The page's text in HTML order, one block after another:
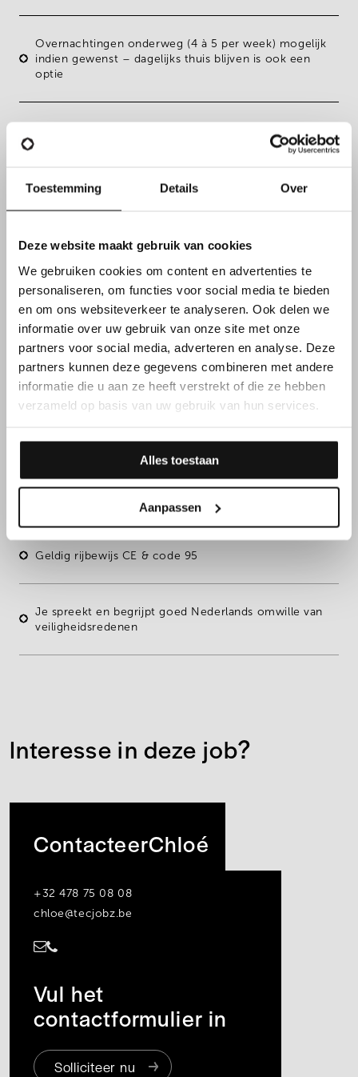
Toestemming Details Over
Deze website maakt gebruik van cookies
We gebruiken cookies om content en advertenties te
personaliseren, om functies voor social media te bieden
en om ons websiteverkeer te analyseren. Ook delen we
informatie over uw gebruik van onze site met onze
partners voor social media, adverteren en analyse. Deze
partners kunnen deze gegevens combineren met andere
informatie die u aan ze heeft verstrekt of die ze hebben
verzameld op basis van uw gebruik van hun services.
Alles toestaan
Aanpassen
Overnachtingen onderweg (4 à 5 per week) mogelijk
indien gewenst – dagelijks thuis blijven is ook een
optie
FUNCTIEVEREISTEN
Daarnaast overtuig je met
jouw kennen & kunnen
Geldig rijbewijs CE & code 95
Je spreekt en begrijpt goed Nederlands omwille van
veiligheidsredenen
Interesse in deze job?
ContacteerChloé
+32 478 75 08 08
chloe@tecjobz.be
Vul het
contactformulier in
Solliciteer nu